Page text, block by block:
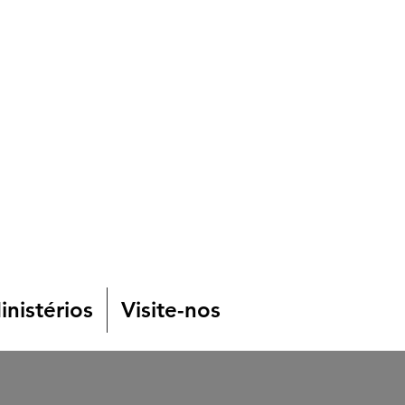
Visite-nos